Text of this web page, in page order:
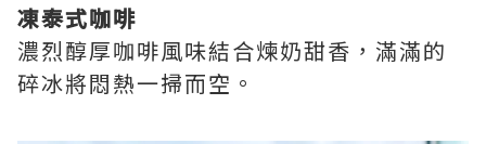
凍泰式咖啡
濃烈醇厚咖啡風味結合煉奶甜香，滿滿的
碎冰將悶熱一掃而空。